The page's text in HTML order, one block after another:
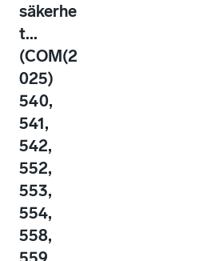
säkerhe
t...
(COM(2
025)
540,
541,
542,
552,
553,
554,
558,